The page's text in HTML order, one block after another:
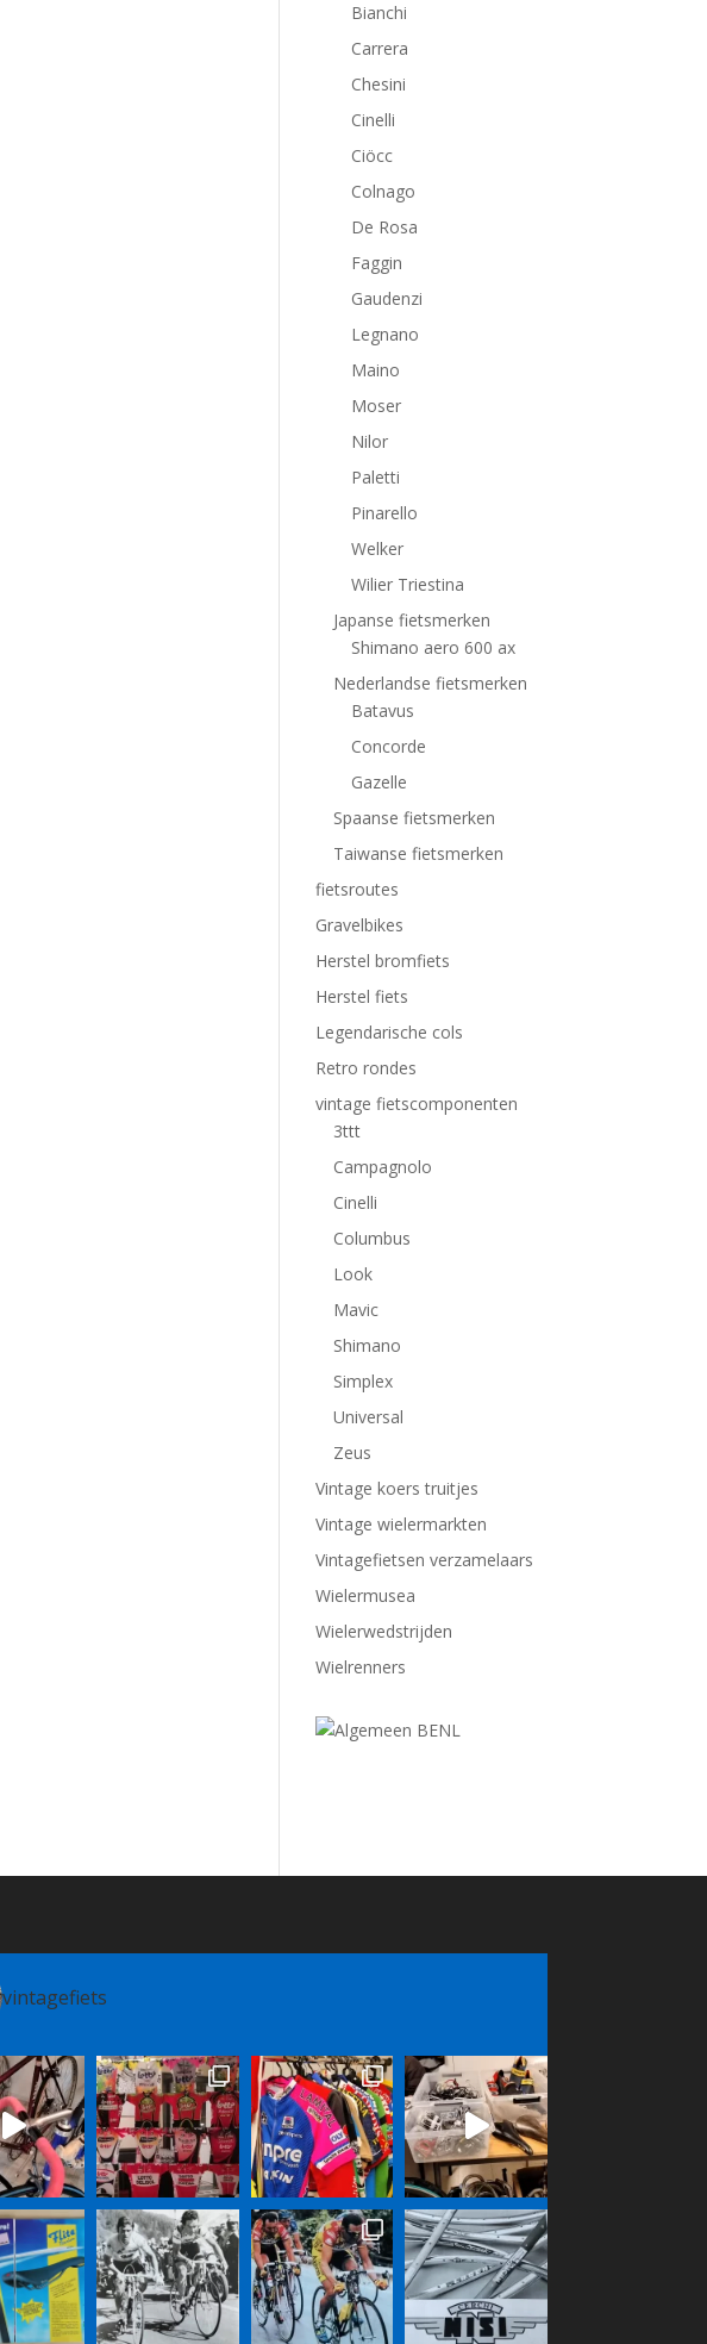
Bianchi
Carrera
Chesini
Cinelli
Ciöcc
Colnago
De Rosa
Faggin
Gaudenzi
Legnano
Maino
Moser
Nilor
Paletti
Pinarello
Welker
Wilier Triestina
Japanse fietsmerken
Shimano aero 600 ax
Nederlandse fietsmerken
Batavus
Concorde
Gazelle
Spaanse fietsmerken
Taiwanse fietsmerken
fietsroutes
Gravelbikes
Herstel bromfiets
Herstel fiets
Legendarische cols
Retro rondes
vintage fietscomponenten
3ttt
Campagnolo
Cinelli
Columbus
Look
Mavic
Shimano
Simplex
Universal
Zeus
Vintage koers truitjes
Vintage wielermarkten
Vintagefietsen verzamelaars
Wielermusea
Wielerwedstrijden
Wielrenners
vintagefiets